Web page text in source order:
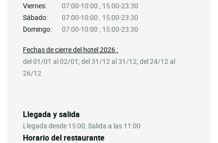
Viernes:
07:00-10:00 , 15:00-23:30
Sábado:
07:00-10:00 , 15:00-23:30
Domingo:
07:00-10:00 , 15:00-23:30
Llegada y salida
Llegada desde 15:00, Salida a las 11:00
Horario del restaurante
Fechas de cierre del hotel 2026 :
del 01/01 al 02/01; del 31/12 al 31/12; del 24/12 al
26/12